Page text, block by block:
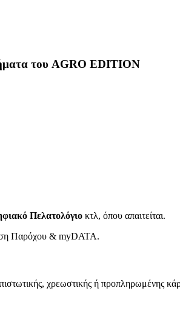
του AGRO EDITION
Πελατολόγιο κτλ, όπου απαιτείται.
Παρόχου & myDATA.
χρεωστικής ή προπληρωμένης